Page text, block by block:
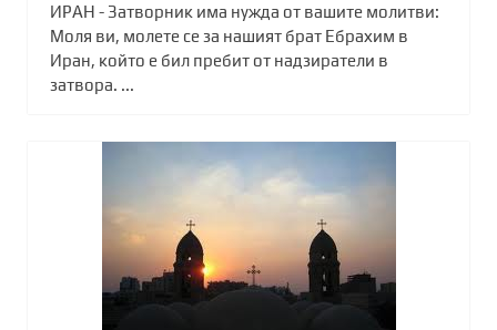
ИРАН - Затворник има нужда от вашите молитви:
Моля ви, молете се за нашият брат Ебрахим в
Иран, който е бил пребит от надзиратели в
затвора. ...